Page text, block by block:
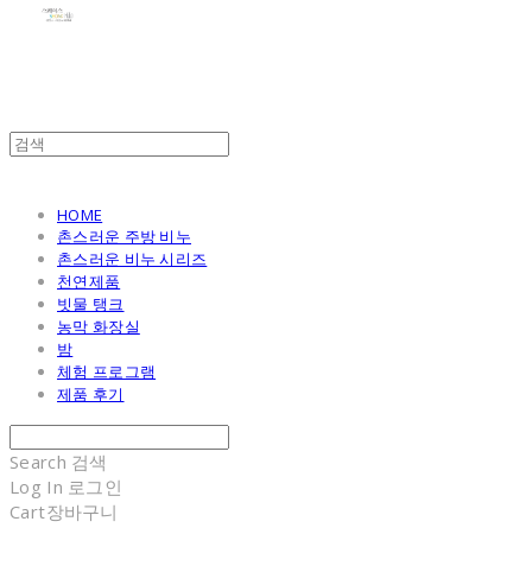
HOME
촌스러운 주방 비누
촌스러운 비누 시리즈
천연제품
빗물 탱크
농막 화장실
밤
체험 프로그램
제품 후기
Search 검색
Log In 로그인
Cart장바구니